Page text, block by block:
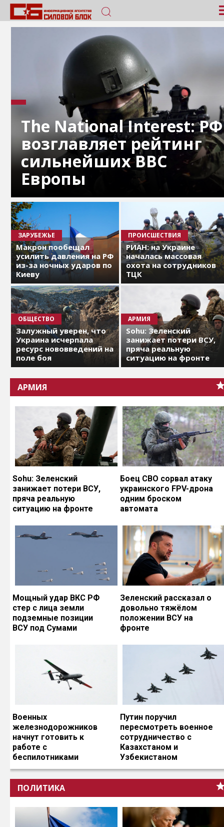
The National Interest: РФ
возглавляет рейтинг
сильнейших ВВС
Европы
ЗАРУБЕЖЬЕ
Макрон пообещал
усилить давления на РФ
из-за ночных ударов по
Киеву
ПРОИСШЕСТВИЯ
РИАН: на Украине
началась массовая
охота на сотрудников
ТЦК
ОБЩЕСТВО
Залужный уверен, что
Украина исчерпала
ресурс нововведений на
поле боя
АРМИЯ
Sohu: Зеленский
занижает потери ВСУ,
пряча реальную
ситуацию на фронте
АРМИЯ
Sohu: Зеленский
занижает потери ВСУ,
пряча реальную
ситуацию на фронте
Боец СВО сорвал атаку
украинского FPV-дрона
одним броском
автомата
Мощный удар ВКС РФ
стер с лица земли
подземные позиции
ВСУ под Сумами
Зеленский рассказал о
довольно тяжёлом
положении ВСУ на
фронте
Военных
железнодорожников
начнут готовить к
работе с
беспилотниками
Путин поручил
пересмотреть военное
сотрудничество с
Казахстаном и
Узбекистаном
ПОЛИТИКА